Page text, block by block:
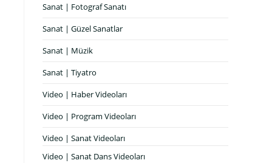
Sanat | Fotograf Sanatı
Sanat | Güzel Sanatlar
Sanat | Müzik
Sanat | Tiyatro
Video | Haber Videoları
Video | Program Videoları
Video | Sanat Videoları
Video | Sanat Dans Videoları